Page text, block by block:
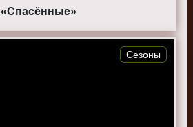
«Спасённые»
Сезоны